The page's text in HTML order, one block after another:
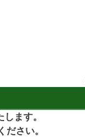
ます。
さい。